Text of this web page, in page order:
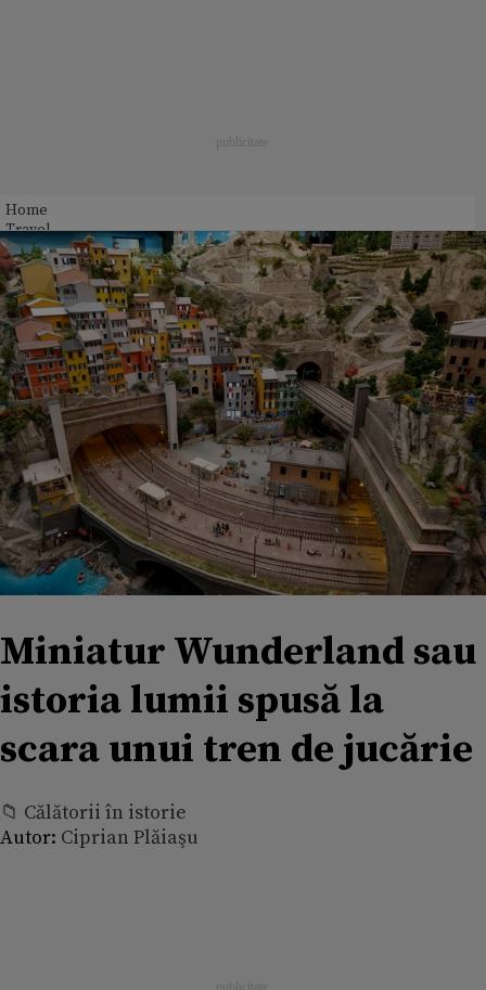
Home
Travel
Miniatur Wunderland sau
istoria lumii spusă la
scara unui tren de jucărie
📁 Călătorii în istorie
Autor: Ciprian Plăiaşu